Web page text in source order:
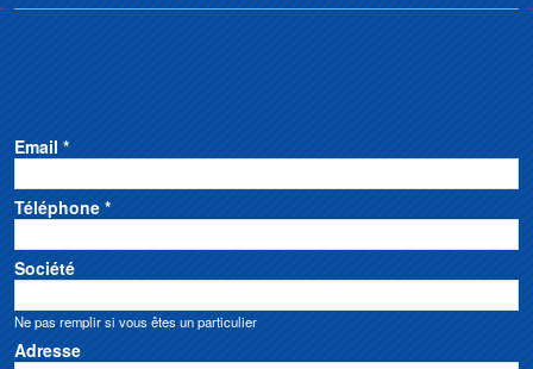
Email *
Téléphone *
Société
Ne pas remplir si vous êtes un particulier
Adresse